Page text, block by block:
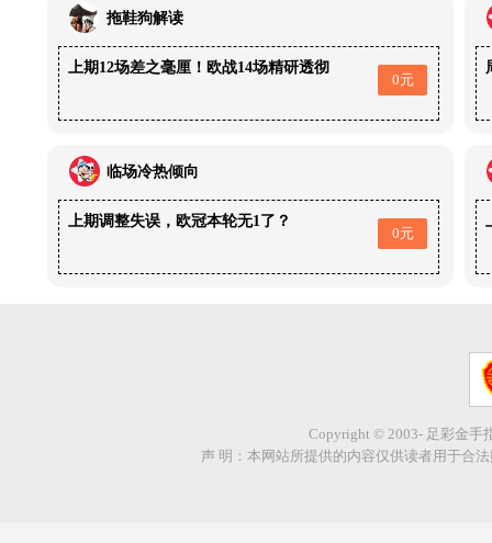
拖鞋狗解读
上期12场差之毫厘！欧战14场精研透彻
0元
临场冷热倾向
上期调整失误，欧冠本轮无1了？
0元
Copyright © 2003- 足彩金手
声 明：本网站所提供的内容仅供读者用于合